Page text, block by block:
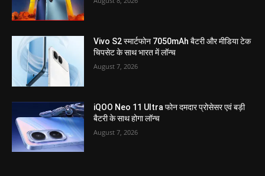
Vivo S2 स्मार्टफोन 7050mAh बैटरी और मीडिया टेक
चिपसेट के साथ भारत में लॉन्च
August 7, 2026
iQOO Neo 11 Ultra फोन दमदार प्रोसेसर एवं बड़ी
बैटरी के साथ होगा लॉन्च
August 7, 2026